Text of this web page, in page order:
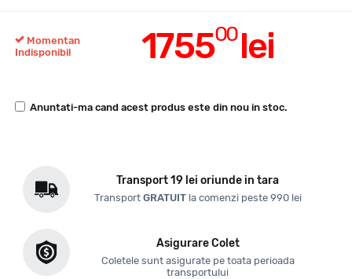
175500lei
Momentan
Indisponibil
Anuntati-ma cand acest produs este din nou in stoc.
Transport 19 lei oriunde in tara
Transport GRATUITla comenzi peste 990 lei
Asigurare Colet
Coletele sunt asigurate pe toata perioada
transportului